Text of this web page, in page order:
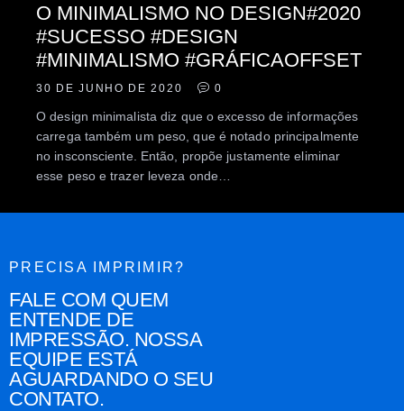
O MINIMALISMO NO DESIGN#2020
#SUCESSO #DESIGN
#MINIMALISMO #GRÁFICAOFFSET
30 DE JUNHO DE 2020 0
O design minimalista diz que o excesso de informações
carrega também um peso, que é notado principalmente
no insconsciente. Então, propõe justamente eliminar
esse peso e trazer leveza onde…
PRECISA IMPRIMIR?
FALE COM QUEM
ENTENDE DE
IMPRESSÃO. NOSSA
EQUIPE ESTÁ
AGUARDANDO O SEU
CONTATO.